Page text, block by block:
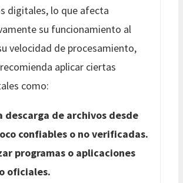
digitales, lo que afecta
su funcionamiento al
velocidad de procesamiento,
aplicar ciertas
como:
descarga de archivos desde
confiables o no verificadas.
programas o aplicaciones
oficiales.